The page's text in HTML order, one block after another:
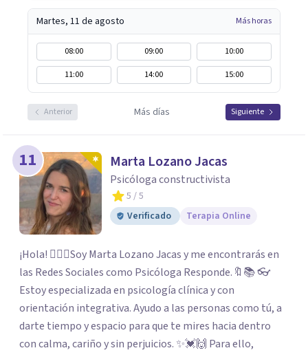
Martes, 11 de agosto Más horas
08:00 09:00
10:00
11:00
14:00 15:00
Anterior Más días Siguiente
11 Marta Lozano Jacas
Psicóloga constructivista
5 / 5
Verificado
Terapia Online
¡Hola! 🙋🏼‍♀️Soy Marta Lozano Jacas y me encontrarás en
las Redes Sociales como Psicóloga Responde.🔖📚 👓
Estoy especializada en psicología clínica y con
orientación integrativa. Ayudo a las personas como tú, a
darte tiempo y espacio para que te mires hacia dentro
con calma, cariño y sin perjuicios. ✨💓🙌 Para ello,